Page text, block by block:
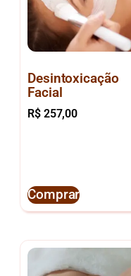
Desintoxicação
Facial
R$257,00
Comprar